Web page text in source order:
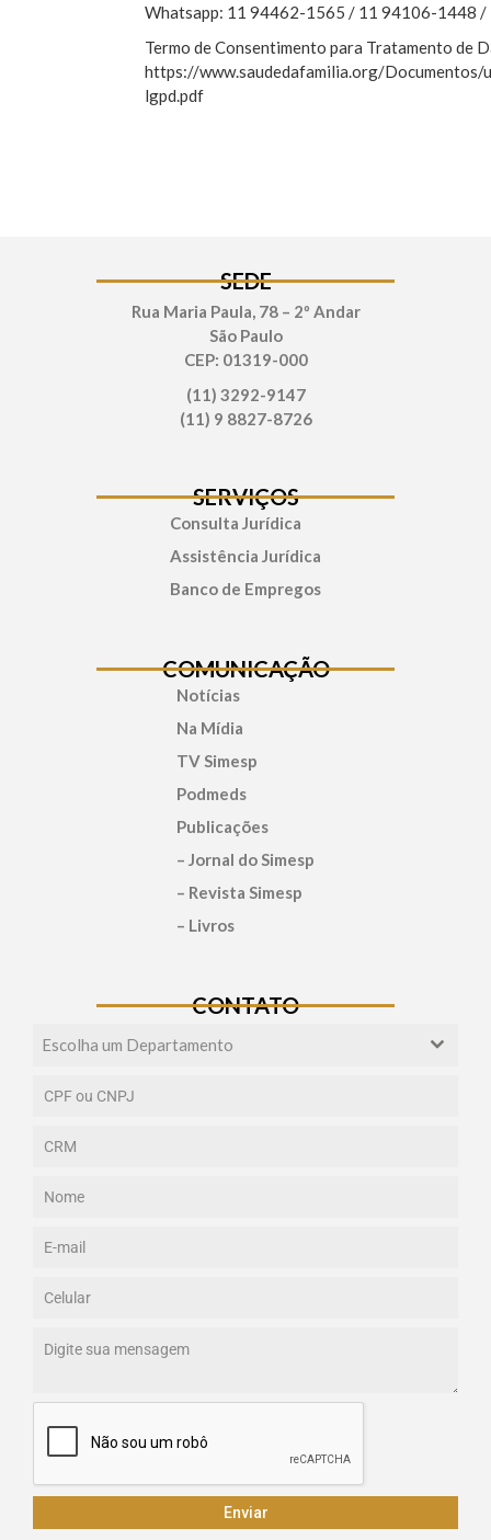
Whatsapp: 11 94462-1565 / 11 94106-1448
Termo de Consentimento para Tratamento de
https://www.saudedafamilia.org/
lgpd.pdf
SEDE
Rua Maria Paula, 78 – 2º Andar
São Paulo
CEP: 01319-000
(11) 3292-9147
(11) 9 8827-8726
SERVIÇOS
Consulta Jurídica
Assistência Jurídica
Banco de Empregos
COMUNICAÇÃO
Notícias
Na Mídia
TV Simesp
Podmeds
Publicações
– Jornal do Simesp
– Revista Simesp
– Livros
CONTATO
Escolha um Departamento
Enviar